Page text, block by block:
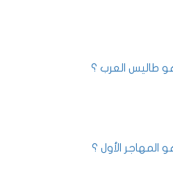
طاليس العرب ؟
المهاجر الأول ؟